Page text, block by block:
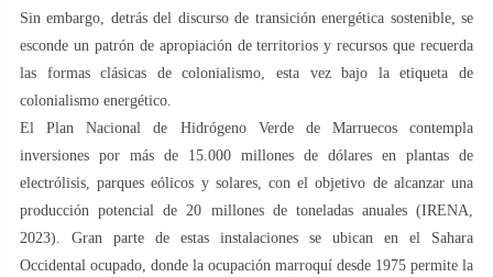
Sin embargo, detrás del discurso de transición energética sostenible, se
esconde un patrón de apropiación de territorios y recursos que recuerda
las formas clásicas de colonialismo, esta vez bajo la etiqueta de
colonialismo energético.
El Plan Nacional de Hidrógeno Verde de Marruecos contempla
inversiones por más de 15.000 millones de dólares en plantas de
electrólisis, parques eólicos y solares, con el objetivo de alcanzar una
producción potencial de 20 millones de toneladas anuales (IRENA,
2023). Gran parte de estas instalaciones se ubican en el Sahara
Occidental ocupado, donde la ocupación marroquí desde 1975 permite la